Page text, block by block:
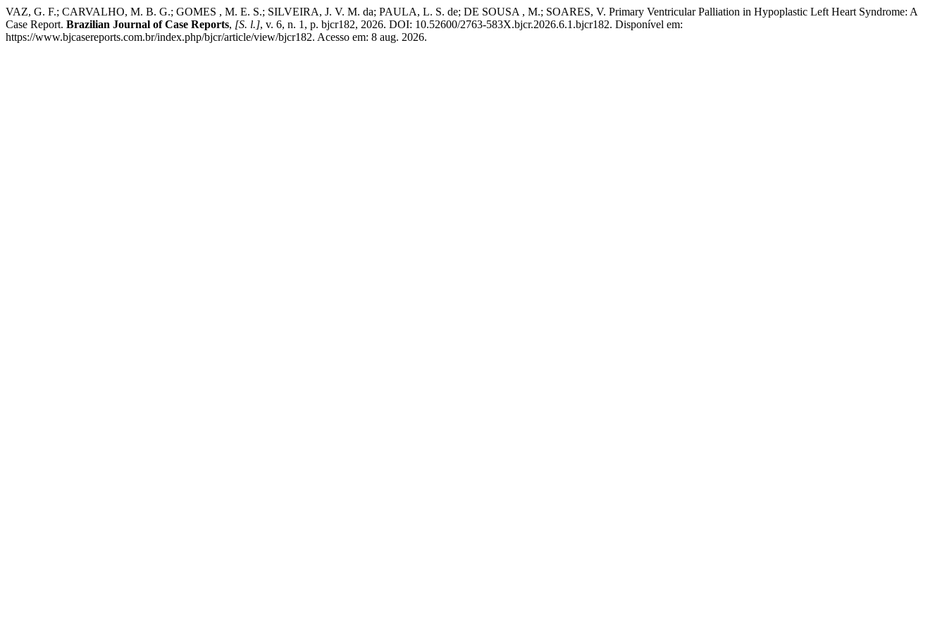
VAZ, G. F.; CARVALHO, M. B. G.; GOMES , M. E. S.; SILVEIRA, J. V. M. da; PAULA, L. S. de; DE SOUSA , M.; SOARES, V. Primary Ventricular Palliation in Hypoplastic Left Heart Syndrome: A
Case Report. Brazilian Journal of Case Reports, [S. l.], v. 6, n. 1, p. bjcr182, 2026. DOI: 10.52600/2763-583X.bjcr.2026.6.1.bjcr182. Disponível em:
https://www.bjcasereports.com.br/index.php/bjcr/article/view/bjcr182. Acesso em: 8 aug. 2026.